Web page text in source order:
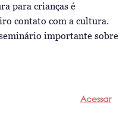
para crianças é
contato com a cultura.
importante sobre
Acessar